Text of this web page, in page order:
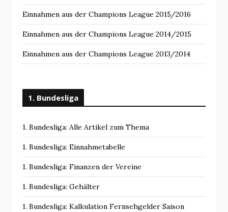
Einnahmen aus der Champions League 2015/2016
Einnahmen aus der Champions League 2014/2015
Einnahmen aus der Champions League 2013/2014
1. Bundesliga
1. Bundesliga: Alle Artikel zum Thema
1. Bundesliga: Einnahmetabelle
1. Bundesliga: Finanzen der Vereine
1. Bundesliga: Gehälter
1. Bundesliga: Kalkulation Fernsehgelder Saison